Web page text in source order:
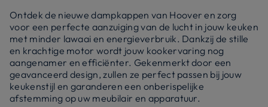
Ontdek de nieuwe dampkappen van Hoover en zorg
voor een perfecte aanzuiging van de lucht in jouw keuken
met minder lawaai en energieverbruik. Dankzij de stille
en krachtige motor wordt jouw kookervaring nog
aangenamer en efficiënter. Gekenmerkt door een
geavanceerd design, zullen ze perfect passen bij jouw
keukenstijl en garanderen een onberispelijke
afstemming op uw meubilair en apparatuur.